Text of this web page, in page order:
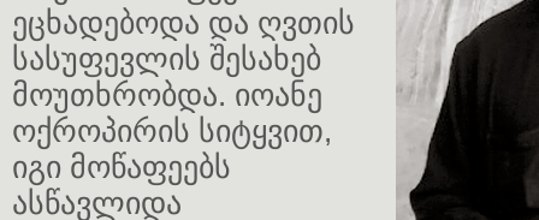
ეცხადებოდა და ღვთის
სასუფევლის შესახებ
მოუთხრობდა. იოანე
ოქროპირის სიტყვით,
იგი მოწაფეებს
ასწავლიდა